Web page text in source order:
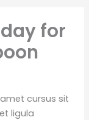
for
cursus sit
ligula